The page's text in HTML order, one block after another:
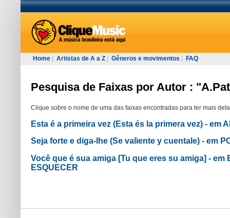
Home Artistas de A a Z Gêneros e movimentos FAQ
Pesquisa de Faixas por Autor :
Clique sobre o nome de uma das faixas encontradas para ter mais
Esta é a primeira vez (Esta és la primera vez) - em
Seja forte e diga-lhe (Se valiente y cuentale) - em
Você que é sua amiga [Tu que eres su amiga] - em
ESQUECER